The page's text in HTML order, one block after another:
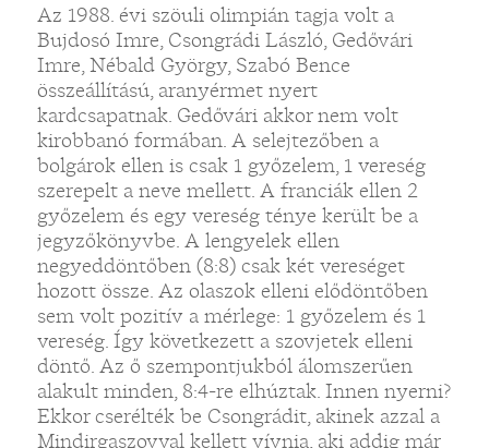
Az 1988. évi szöuli olimpián tagja volt a
Bujdosó Imre, Csongrádi László, Gedővári
Imre, Nébald György, Szabó Bence
összeállítású, aranyérmet nyert
kardcsapatnak. Gedővári akkor nem volt
kirobbanó formában. A selejtezőben a
bolgárok ellen is csak 1 győzelem, 1 vereség
szerepelt a neve mellett. A franciák ellen 2
győzelem és egy vereség ténye került be a
jegyzőkönyvbe. A lengyelek ellen
negyeddöntőben (8:8) csak két vereséget
hozott össze. Az olaszok elleni elődöntőben
sem volt pozitív a mérlege: 1 győzelem és 1
vereség. Így következett a szovjetek elleni
döntő. Az ő szempontjukból álomszerűen
alakult minden, 8:4-re elhúztak. Innen nyerni?
Ekkor cserélték be Csongrádit, akinek azzal a
Mindirgaszovval kellett vívnia, aki addig már